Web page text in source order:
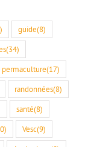
guide(8)
(34)
permaculture(17)
randonnées(8)
santé(8)
Vesc(9)